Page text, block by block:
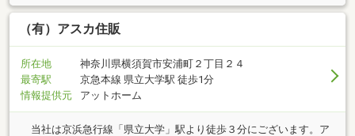
（有）アスカ住販
所在地
神奈川県横須賀市安浦町２丁目２４
最寄駅
京急本線 県立大学駅 徒歩1分
情報提供元
アットホーム
当社は京浜急行線「県立大学」駅より徒歩３分にございます。ア